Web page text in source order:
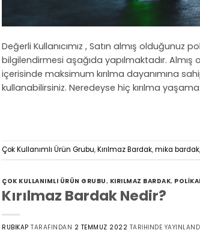
Değerli Kullanıcımız , Satın almış olduğunuz
bilgilendirmesi aşağıda yapılmaktadır.
içerisinde maksimum kırılma dayanımına
kullanabilirsiniz. Neredeyse hiç kırılma
Çok Kullanımlı Ürün Grubu,Kırılmaz Bardak,mika bardak,
ÇOK KULLANIMLI ÜRÜN GRUBU, KIRILMAZ BARDAK,
Kırılmaz Bardak Nedir?
RUBIKAP TARAFINDAN 2 TEMMUZ 2022 TARIHINDE